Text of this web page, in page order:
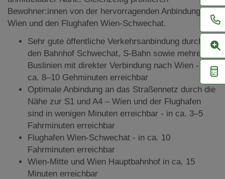
Bewohner:innen von der hervorragenden Anbindung an
Wien und den Flughafen Wien-Schwechat.
Sehr gute öffentliche Verkehrsanbindung durch
den Bahnhof Schwechat, S-Bahn sowie mehrere
Buslinien mit direkter Verbindung nach Wien - in
ca. 8–10 Gehminuten erreichbar
Optimale Anbindung an das Straßennetz durch die
Nähe zur S1 und A4 – Wien und der Flughafen
sind in wenigen Minuten erreichbar - in ca. 3–5
Fahrminuten erreichbar
Flughafen Wien-Schwechat - in ca. 10
Fahrminuten erreichbar
Wien-Mitte und Wien Hauptbahnhof in ca. 15
Minuten erreichbar